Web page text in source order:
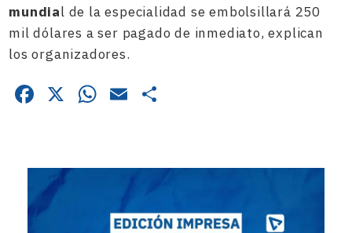
mundial de la especialidad se embolsillará 250
mil dólares a ser pagado de inmediato, explican
los organizadores.
Facebook
X WhatsApp
Email